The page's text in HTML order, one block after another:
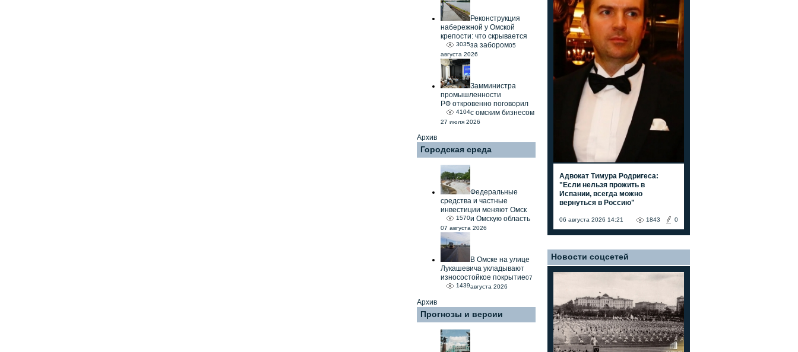
Реконструкция
набережной у Омской
крепости: что скрывается
за забором
3035
05
августа 2026
Замминистра
промышленности
РФ откровенно поговорил
с омским бизнесом
4104
27 июля 2026
Архив
Городская среда
Федеральные
средства и частные
инвестиции меняют Омск
и Омскую область
1570
07 августа 2026
В Омске на улице
Лукашевича укладывают
износостойкое покрытие
1439
07
августа 2026
Архив
Прогнозы и версии
Адвокат Тимура Родригеса:
"Если нельзя прожить в
Испании, всегда можно
вернуться в Россию"
06 августа 2026 14:21 0
1843
Новости соцсетей